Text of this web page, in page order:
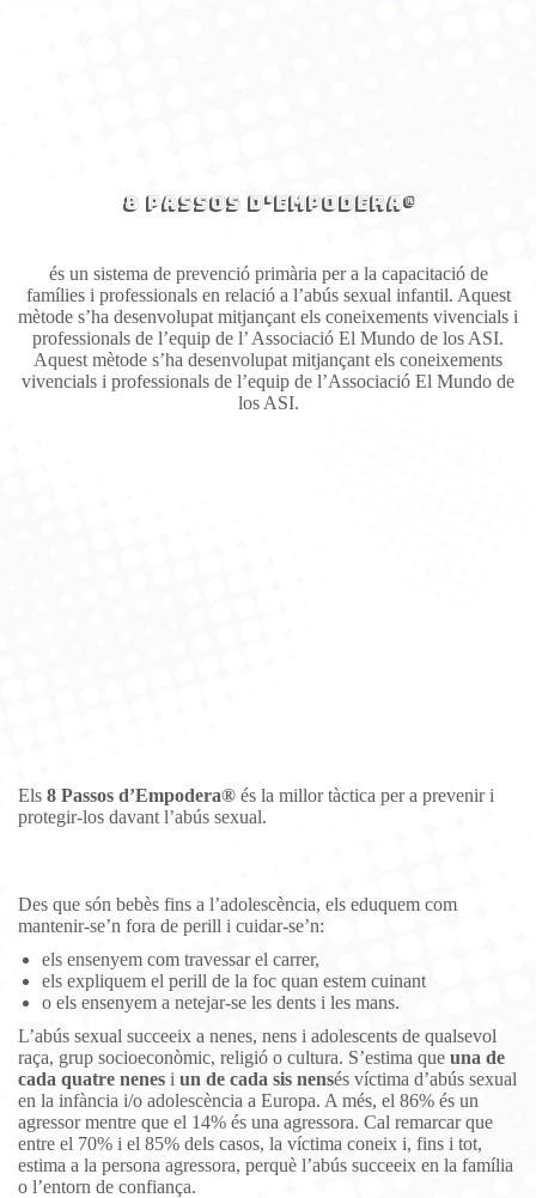
8 Passos d'Empodera®
és un sistema de prevenció primària per a la capacitació de
famílies i professionals en relació a l’abús sexual infantil. Aquest
mètode s’ha desenvolupat mitjançant els coneixements vivencials i
professionals de l’equip de l’ Associació El Mundo de los ASI.
Aquest mètode s’ha desenvolupat mitjançant els coneixements
vivencials i professionals de l’equip de l’Associació El Mundo de
los ASI.
Els 8 Passos d’Empodera® és la millor tàctica per a prevenir i
protegir-los davant l’abús sexual.
Des que són bebès fins a l’adolescència, els eduquem com
mantenir-se’n fora de perill i cuidar-se’n:
els ensenyem com travessar el carrer,
els expliquem el perill de la foc quan estem cuinant
o els ensenyem a netejar-se les dents i les mans.
L’abús sexual succeeix a nenes, nens i adolescents de qualsevol
raça, grup socioeconòmic, religió o cultura. S’estima que una de
cada quatre nenes i un de cada sis nensés víctima d’abús sexual
en la infància i/o adolescència a Europa. A més, el 86% és un
agressor mentre que el 14% és una agressora. Cal remarcar que
entre el 70% i el 85% dels casos, la víctima coneix i, fins i tot,
estima a la persona agressora, perquè l’abús succeeix en la família
o l’entorn de confiança.